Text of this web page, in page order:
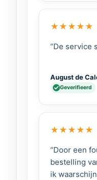
donkere en
Voor meer
kijk ook bij de
Bestel
je
caravan!
LED
★ ★ ★ ★ ★
“De service
August de
Geverifieerd
★ ★ ★ ★ ★
“Door een
bestelling
ik